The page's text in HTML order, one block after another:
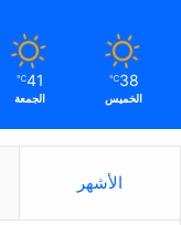
38
℃
الخميس
41
℃
الجمعة
الأشهر